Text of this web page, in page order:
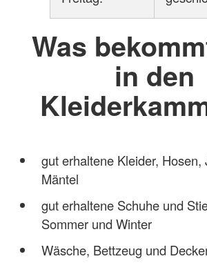
Was
in den
gut erhaltene Kleider, Hosen,
Mäntel
gut erhaltene Schuhe und
Sommer und Winter
Wäsche, Bettzeug und